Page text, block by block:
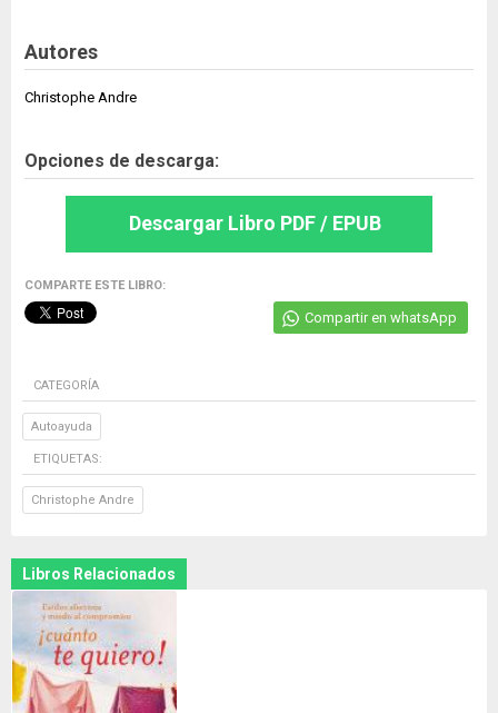
Autores
Christophe Andre
Opciones de descarga:
Descargar Libro PDF / EPUB
COMPARTE ESTE LIBRO:
Compartir en whatsApp
CATEGORÍA
Autoayuda
ETIQUETAS:
Christophe Andre
Libros Relacionados